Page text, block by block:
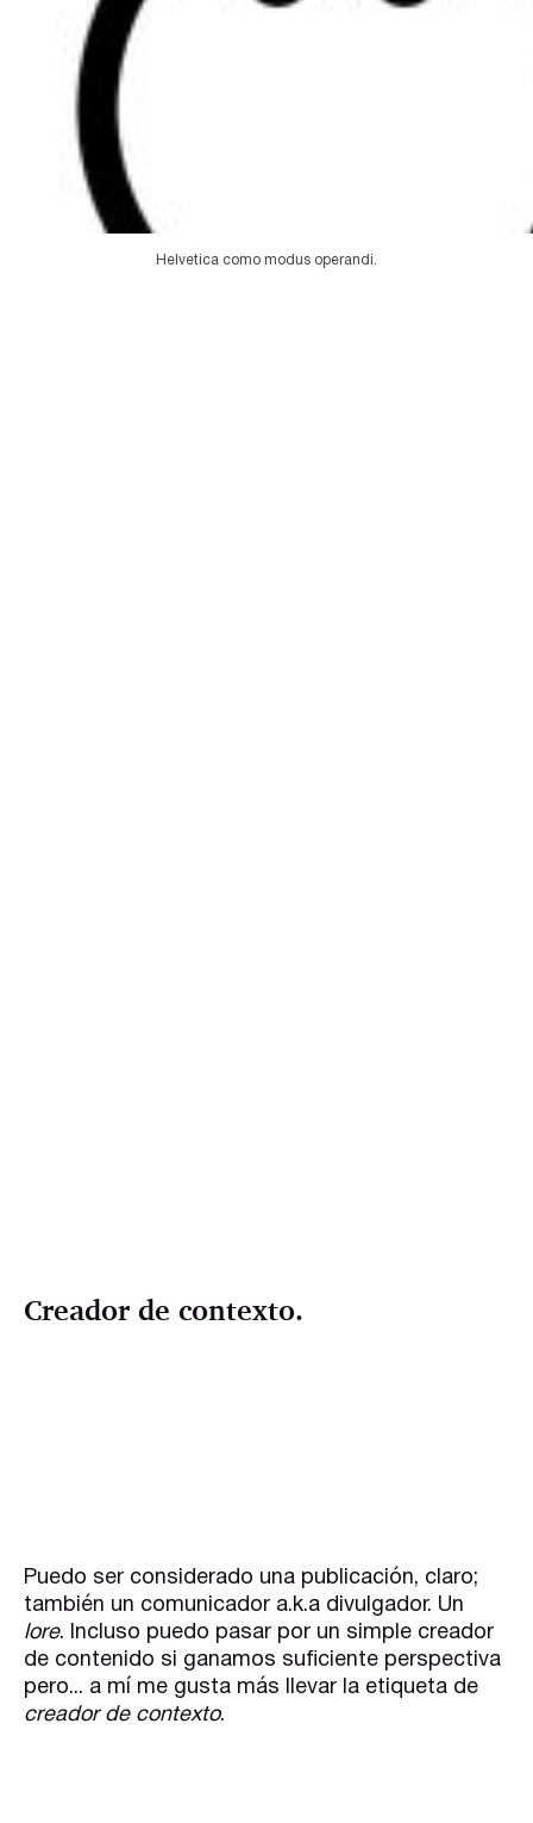
Helvetica como modus operandi.
Creador de contexto.
Puedo ser considerado una publicación, claro;
también un comunicador a.k.a divulgador. Un
lore. Incluso puedo pasar por un simple creador
de contenido si ganamos suficiente perspectiva
pero... a mí me gusta más llevar la etiqueta de
creador de contexto.